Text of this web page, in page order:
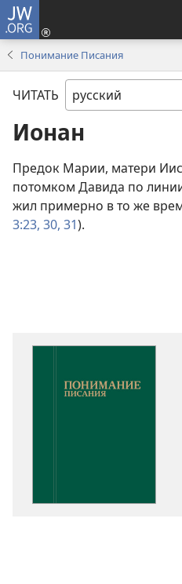
JW.ORG
Понимание Писания
ЧИТАТЬ
Ионан
Предок Марии, матери
потомком Давида по
жил примерно в то же
3:23, 30, 31).